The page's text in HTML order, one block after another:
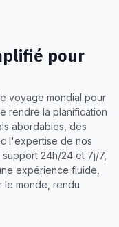
pour
voyage mondial pour
rendre la planification
abordables, des
l'expertise de nos
24h/24 et 7j/7,
expérience fluide,
monde, rendu